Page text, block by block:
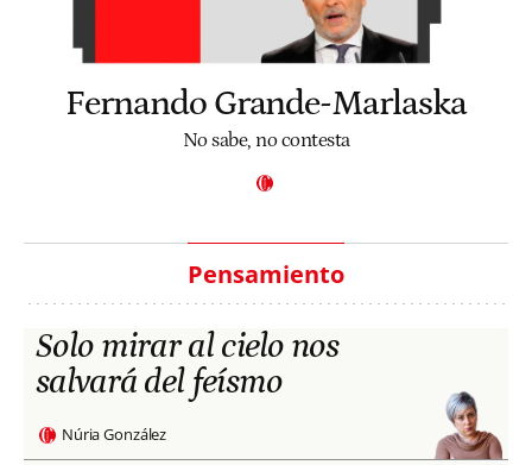
Fernando Grande-Marlaska
No sabe, no contesta
Pensamiento
Solo mirar al cielo nos
salvará del feísmo
Núria González